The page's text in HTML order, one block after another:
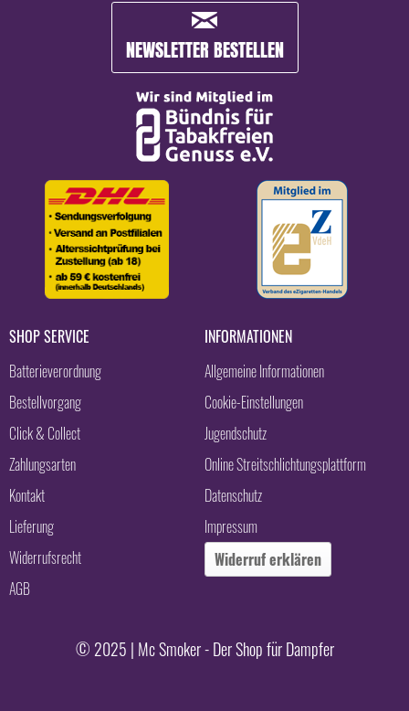
NEWSLETTER BESTELLEN
SHOP SERVICE
Batterieverordnung
Bestellvorgang
Click & Collect
Zahlungsarten
Kontakt
Lieferung
Widerrufsrecht
AGB
INFORMATIONEN
Allgemeine Informationen
Cookie-Einstellungen
Jugendschutz
Online Streitschlichtungsplattform
Datenschutz
Impressum
Widerruf erklären
© 2025 | Mc Smoker - Der Shop für Dampfer